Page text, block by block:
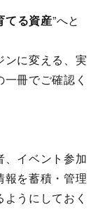
てる資産”へと
ンに変える、実
冊でご確認く
、イベント参加
報を蓄積・管理
うにしておく